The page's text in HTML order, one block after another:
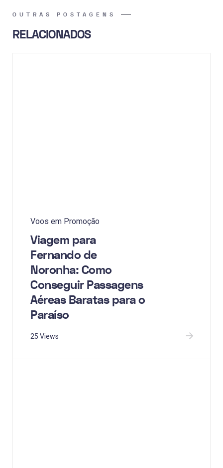
OUTRAS POSTAGENS
RELACIONADOS
Voos em Promoção
Viagem para
Fernando de
Noronha: Como
Conseguir Passagens
Aéreas Baratas para o
Paraíso
25 Views